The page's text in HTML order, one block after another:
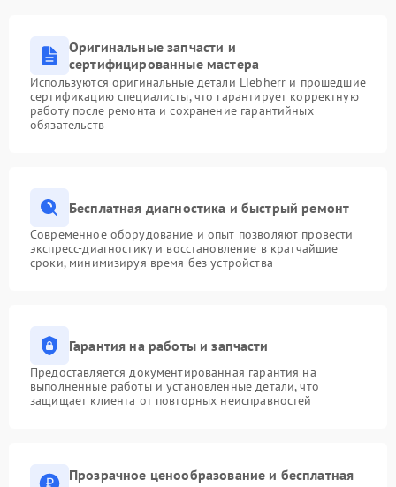
Оригинальные запчасти и
сертифицированные мастера
Используются оригинальные детали Liebherr и прошедшие
сертификацию специалисты, что гарантирует корректную
работу после ремонта и сохранение гарантийных
обязательств
Бесплатная диагностика и быстрый ремонт
Современное оборудование и опыт позволяют провести
экспресс-диагностику и восстановление в кратчайшие
сроки, минимизируя время без устройства
Гарантия на работы и запчасти
Предоставляется документированная гарантия на
выполненные работы и установленные детали, что
защищает клиента от повторных неисправностей
Прозрачное ценообразование и бесплатная